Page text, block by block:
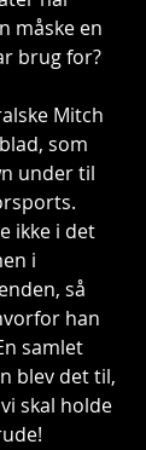
måske en
brug for?
Mitch
som
under til
ikke i det
i
så
han
samlet
blev det til,
skal holde